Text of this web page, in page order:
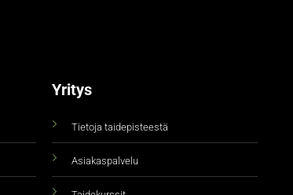
Yritys
Tietoja taidepisteestä
Asiakaspalvelu